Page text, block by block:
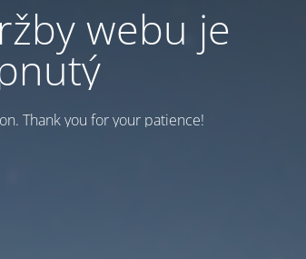
webu je
Thank you for your patience!